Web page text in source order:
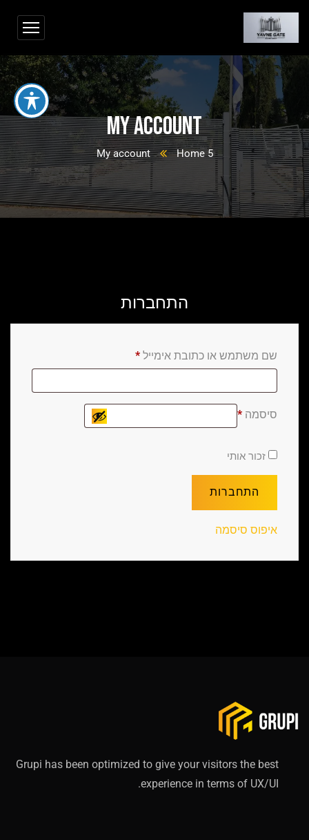
My account
Home 5
My account
התחברות
שם משתמש או כתובת אימייל *
סיסמה *
זכור אותי
התחברות
איפוס סיסמה
Grupi has been optimized to give your visitors the best
experience in terms of UX/UI.